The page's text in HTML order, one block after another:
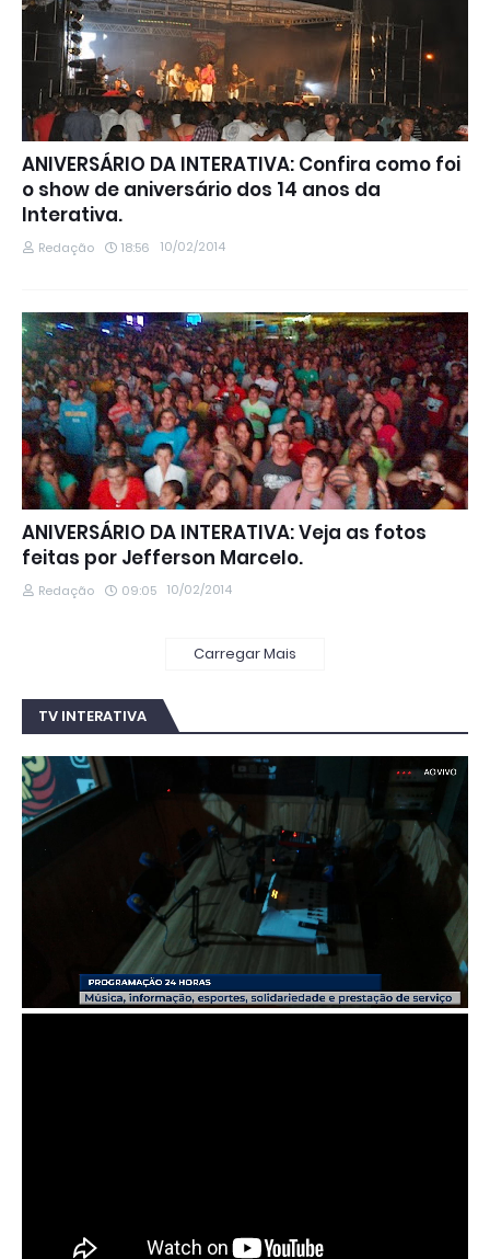
ANIVERSÁRIO DA INTERATIVA: Confira como foi
o show de aniversário dos 14 anos da
Interativa.
Redação 18:56 10/02/2014
ANIVERSÁRIO DA INTERATIVA: Veja as fotos
feitas por Jefferson Marcelo.
Redação 09:05 10/02/2014
Carregar Mais
TV INTERATIVA